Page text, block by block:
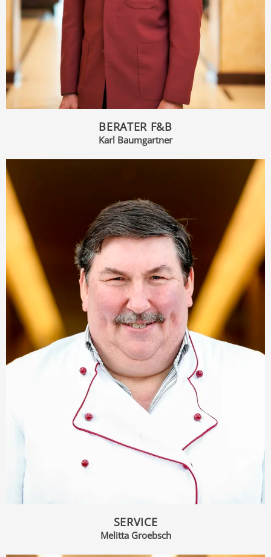
BERATER F&B
Karl Baumgartner
SERVICE
Melitta Groebsch